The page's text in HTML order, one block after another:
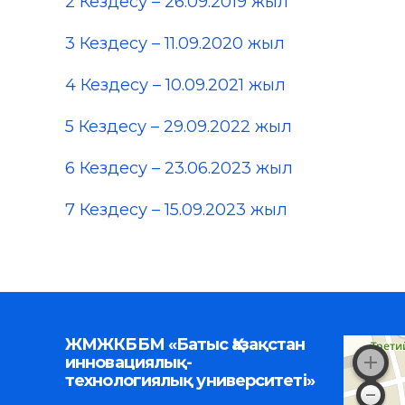
3 Кездесу – 11.09.2020 жыл
4 Кездесу – 10.09.2021 жыл
5 Кездесу – 29.09.2022 жыл
6 Кездесу – 23.06.2023 жыл
7 Кездесу – 15.09.2023 жыл
ЖМЖКББМ «Батыс Қазақстан
инновациялық-
технологиялық университеті»